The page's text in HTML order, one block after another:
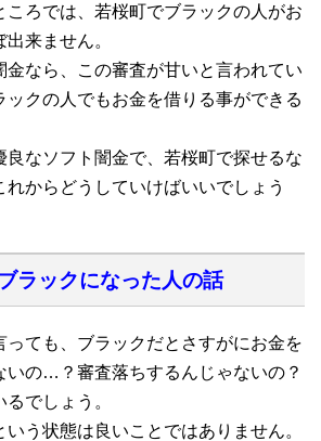
ころでは、若桜町でブラックの人がお
来ません。
金なら、この審査が甘いと言われてい
ックの人でもお金を借りる事ができる
良なソフト闇金で、若桜町で探せるな
からどうしていけばいいでしょう
ラックになった人の話
っても、ブラックだとさすがにお金を
いの…？審査落ちするんじゃないの？
でしょう。
う状態は良いことではありません。